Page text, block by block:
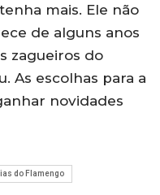
mais. Ele não
de alguns anos
zagueiros do
As escolhas para a
novidades
do Flamengo